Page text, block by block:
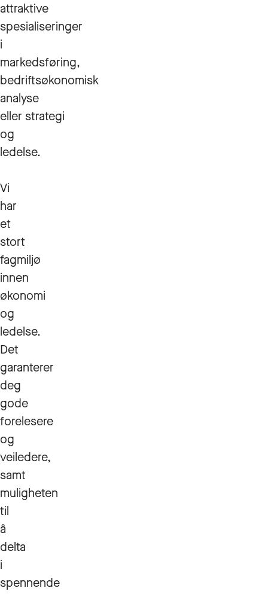
attraktive
spesialiseringer
i
markedsføring,
bedriftsøkonomisk
analyse
eller strategi
og
ledelse.
Vi
har
et
stort
fagmiljø
innen
økonomi
og
ledelse.
Det
garanterer
deg
gode
forelesere
og
veiledere,
samt
muligheten
til
å
delta
i
spennende